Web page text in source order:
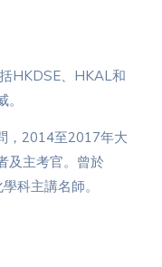
HKDSE、HKAL和
，2014至2017年大
及主考官。曾於
科主講名師。